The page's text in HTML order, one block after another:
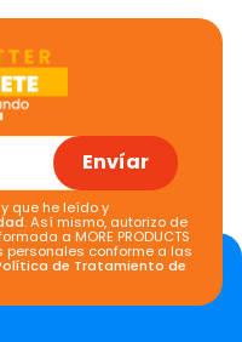
5 estrellas
Envíar
que he leído y
. Así mismo, autorizo de
a MORE PRODUCTS
personales conforme a las
de Tratamiento de